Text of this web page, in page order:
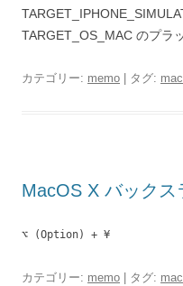
TARGET_OS_MAC のプラ
カテゴリー: memo | タグ: mac
MacOS X バック
⌥ (Option) + ¥
カテゴリー: memo | タグ: mac